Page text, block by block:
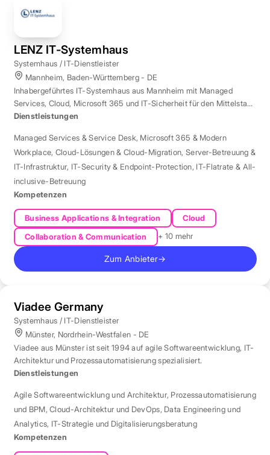
LENZ IT-Systemhaus
Systemhaus / IT-Dienstleister
Mannheim, Baden-Württemberg - DE
Inhabergeführtes IT-Systemhaus aus Mannheim mit Managed
Services, Cloud, Microsoft 365 und IT-Sicherheit für den Mittelstand
der Region Rhein-Neckar.
Dienstleistungen
Managed Services & Service Desk, Microsoft 365 & Modern
Workplace, Cloud-Lösungen & Cloud-Migration, Server-Betreuung &
IT-Infrastruktur, IT-Security & Endpoint-Protection, IT-Flatrate & All-
inclusive-Betreuung
Kompetenzen
Business Applications & Integration
Cloud
Collaboration & Communication
+ 10 mehr
Zum Anbieter→
Viadee Germany
Systemhaus / IT-Dienstleister
Münster, Nordrhein-Westfalen - DE
Viadee aus Münster ist seit 1994 auf agile Softwareentwicklung, IT-
Architektur und Prozessautomatisierung spezialisiert.
Dienstleistungen
Agile Softwareentwicklung und Architektur, Prozessautomatisierung
und BPM,Cloud-Architektur und DevOps, Data Engineering und
Analytics, IT-Strategie und Digitalisierungsberatung
Kompetenzen